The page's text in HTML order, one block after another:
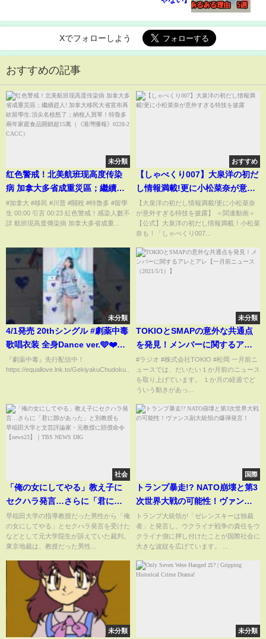
Xでフォローしよう
おすすめの記事
未分類
红色警戒！北美航班现高度传染
病 加拿大多省成重災區；繼續趕
人! 加拿大移民大省宣布再砍留學
生:頂尖名校怒了；納稅人買單！
特魯多兩年家庭食品開銷超15萬
#加拿大 #移民 #川普 #關稅 #特魯多 #留學
生 00:00 引言 00:23 紅色警戒！感染人數不
詳 航班現高度傳染病 加拿大多省成重...
おすすめ
【しゃべくり007】大泉洋の初だ
し情報満載!更に小松菜奈が意外
すぎる特技を披露
【大泉洋の初だし情報満載!更に小松菜奈
が意外すぎる特技を披露】 ＜関連動画＞
【公式】大泉洋の初だし情報満載！小松菜
奈も！「しゃべくり007...
未分類
4/1発売 20thシングル #劇薬中毒
歌唱衣装 全身Dance ver.🩵❤️イ
コールラブ #イコラブ #野口衣織
『劇薬中毒』先行配信中！
https://equallove.lnk.to/GekiyakuChudoku...
未分類
TOKIOとSMAPの意外な共通点
を発見！メンバーに関するアレ
とアレ【一月前ニュース
（2021/5/1）】
#ラジオ #株式会社TOKIO #松岡 一月前ニ
ュースでは、だいたい１か月前のニュース
を取り上げています。 １か月の経過でど
ういう動きがあっ...
社会
「俺の女にしてやる」教え子に
セクハラ発言…さらに「君に隙
があった」と別教授も 早稲田
大学と文芸評論家・元教授に賠
償命令【news23】｜
早稲田大学の指導教授だった男性から「俺
の女にしてやる」とセクハラ発言を受けた
などとして元大学院生が訴えていた裁判。
東京地裁は、教授だった男性...
国際
トランプ暴走!? NATO崩壊と第3
次世界大戦の可能性！ヴァンス
副大統領の爆弾発言！
トランプ大統領が「ゼレンスキーは独裁
者」と発言し、ウクライナ戦争の責任をウ
クライナ側に押し付けたことが国際社会に
大きな波紋を広げています。 ...
未分類 未分類